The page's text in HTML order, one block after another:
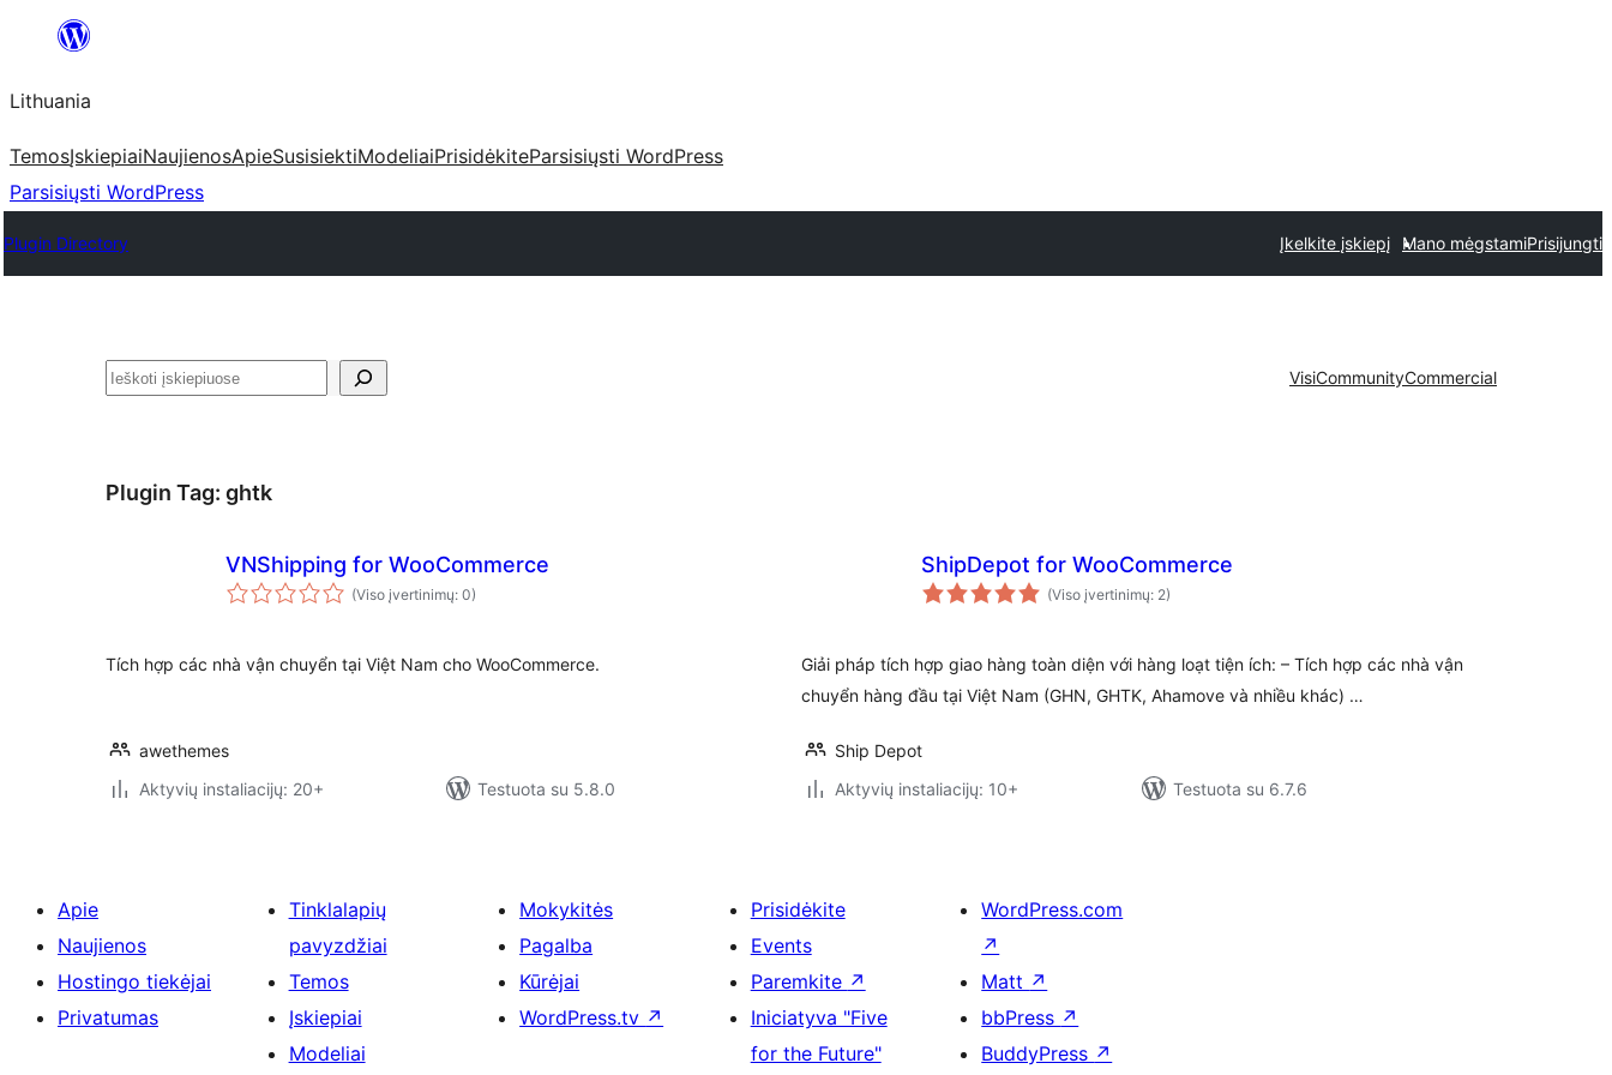
turinio
Lithuania
TemosĮskiepiaiNaujienosApieSusisiektiModeliaiPrisidėkiteParsisiųsti WordPress
Parsisiųsti WordPress
Plugin Directory Įkelkite įskiepį Mano mėgstamiPrisijungti
Paieška VisiCommunityCommercial
Plugin Tag: ghtk
VNShipping for WooCommerce
(Viso įvertinimų: 0)
Tích hợp các nhà vận chuyển tại Việt Nam cho WooCommerce.
awethemes
Aktyvių instaliacijų: 20+
Testuota su 5.8.0
ShipDepot for WooCommerce
(Viso įvertinimų: 2)
Giải pháp tích hợp giao hàng toàn diện với hàng loạt tiện ích: – Tích hợp các nhà vận
chuyển hàng đầu tại Việt Nam (GHN, GHTK, Ahamove và nhiều khác) …
Ship Depot
Aktyvių instaliacijų: 10+
Testuota su 6.7.6
Apie
Naujienos
Hostingo tiekėjai
Privatumas
Tinklalapių
pavyzdžiai
Temos
Įskiepiai
Modeliai
Mokykitės
Pagalba
Kūrėjai
WordPress.tv ↗
Prisidėkite
Events
Paremkite ↗
Iniciatyva "Five
for the Future"
WordPress.com
↗
Matt ↗
bbPress ↗
BuddyPress ↗